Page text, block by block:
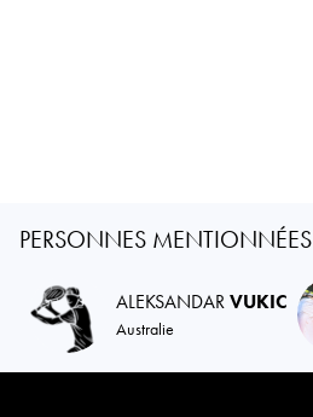
PERSONNES MENTIONNÉES
ALEKSANDARVUKIC
Australie